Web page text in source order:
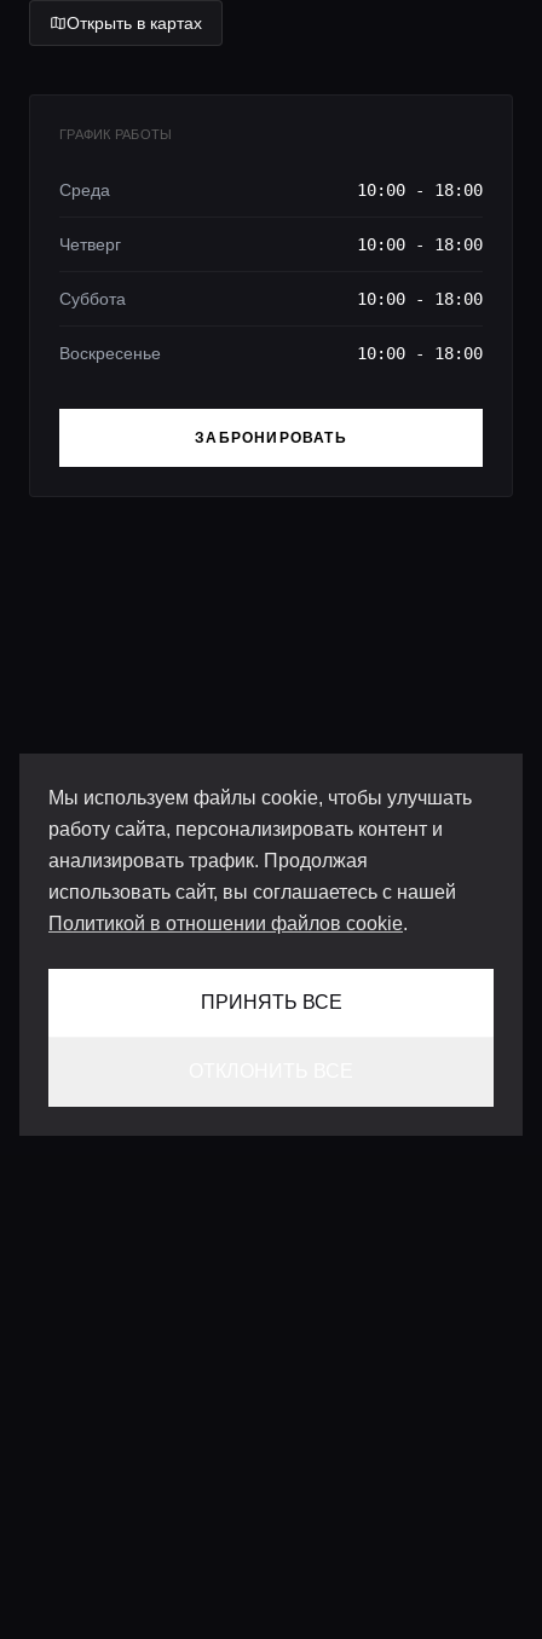
Мы используем файлы cookie, чтобы улучшать
работу сайта, персонализировать контент и
анализировать трафик. Продолжая
использовать сайт, вы соглашаетесь с нашей
Политикой в отношении файлов cookie.
ПРИНЯТЬ ВСЕ
Открыть в картах
ГРАФИК РАБОТЫ
Среда 10:00 - 18:00
Четверг 10:00 - 18:00
Суббота 10:00 - 18:00
Воскресенье 10:00 - 18:00
ЗАБРОНИРОВАТЬ